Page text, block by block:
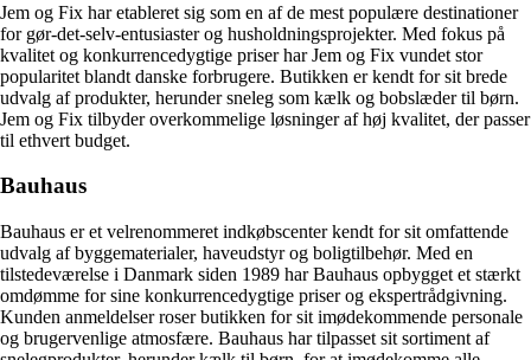
Jem og Fix har etableret sig som en af de mest populære destinationer
for gør-det-selv-entusiaster og husholdningsprojekter. Med fokus på
kvalitet og konkurrencedygtige priser har Jem og Fix vundet stor
popularitet blandt danske forbrugere. Butikken er kendt for sit brede
udvalg af produkter, herunder sneleg som kælk og bobslæder til børn.
Jem og Fix tilbyder overkommelige løsninger af høj kvalitet, der passer
til ethvert budget.
Bauhaus
Bauhaus er et velrenommeret indkøbscenter kendt for sit omfattende
udvalg af byggematerialer, haveudstyr og boligtilbehør. Med en
tilstedeværelse i Danmark siden 1989 har Bauhaus opbygget et stærkt
omdømme for sine konkurrencedygtige priser og ekspertrådgivning.
Kunden anmeldelser roser butikken for sit imødekommende personale
og brugervenlige atmosfære. Bauhaus har tilpasset sit sortiment af